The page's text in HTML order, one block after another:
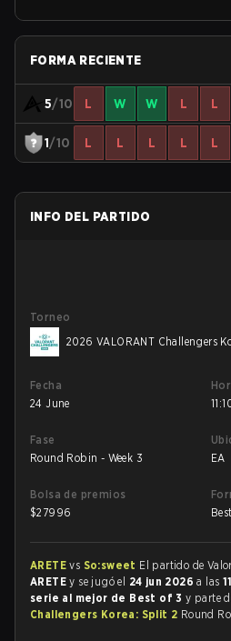
FORMA RECIENTE
5/10 L W W L L
1/10 L L L L L
INFO DEL PARTIDO
Torneo
2026 VALORANT Challengers
Fecha
24 June
Fase
Round Robin - Week 3
EA
Bolsa de premios
$27996
ARETEvs So:sweet El partido de
ARETEy se jugó el 24 jun 2026a las
serie al mejor de Best of 3y parte
Challengers Korea: Split 2 Round